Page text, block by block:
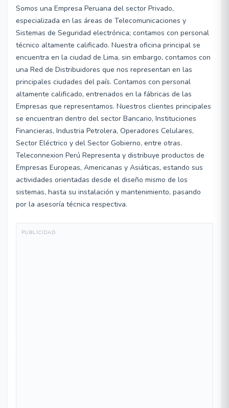
Somos una Empresa Peruana del sector Privado,
especializada en las áreas de Telecomunicaciones y
Sistemas de Seguridad electrónica; contamos con personal
técnico altamente calificado. Nuestra oficina principal se
encuentra en la ciudad de Lima, sin embargo, contamos con
una Red de Distribuidores que nos representan en las
principales ciudades del país. Contamos con personal
altamente calificado, entrenados en la fábricas de las
Empresas que representamos. Nuestros clientes principales
se encuentran dentro del sector Bancario, Instituciones
Financieras, Industria Petrolera, Operadores Celulares,
Sector Eléctrico y del Sector Gobierno, entre otras.
Teleconnexion Perú Representa y distribuye productos de
Empresas Europeas, Americanas y Asiáticas, estando sus
actividades orientadas desde el diseño mismo de los
sistemas, hasta su instalación y mantenimiento, pasando
por la asesoría técnica respectiva.